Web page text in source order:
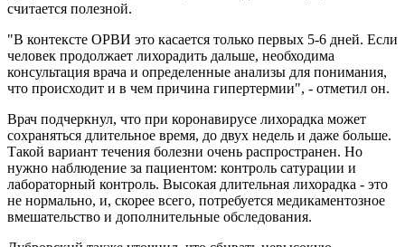
считается полезной.
"В контексте ОРВИ это касается только первых 5-6 дней. Если
человек продолжает лихорадить дальше, необходима
консультация врача и определенные анализы для понимания,
что происходит и в чем причина гипертермии", - отметил он.
Врач подчеркнул, что при коронавирусе лихорадка может
сохраняться длительное время, до двух недель и даже больше.
Такой вариант течения болезни очень распространен. Но
нужно наблюдение за пациентом: контроль сатурации и
лабораторный контроль. Высокая длительная лихорадка - это
не нормально, и, скорее всего, потребуется медикаментозное
вмешательство и дополнительные обследования.